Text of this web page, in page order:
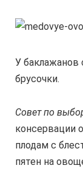
У баклажанов
брусочки.
Совет по
консервации
плодам с
пятен на